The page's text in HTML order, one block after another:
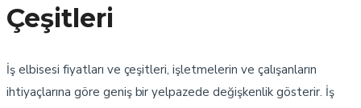
Çeşitleri
İş elbisesi fiyatları ve çeşitleri, işletmelerin ve çalışanların
ihtiyaçlarına göre geniş bir yelpazede değişkenlik gösterir. İş